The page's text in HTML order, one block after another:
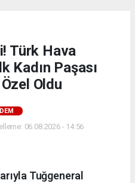
Türk Hava
Kadın Paşası
Oldu
06.08.2026 - 14:56
Tuğgeneral